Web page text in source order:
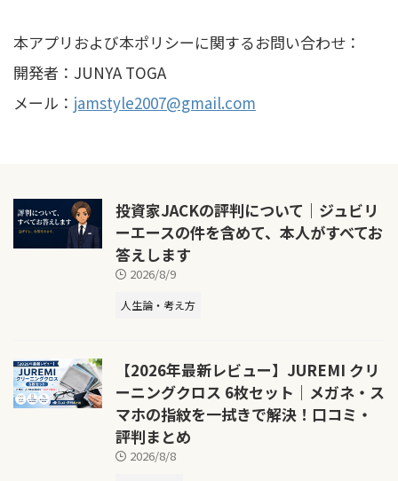
本アプリおよび本ポリシーに関するお問い合わせ：
開発者：JUNYA TOGA
メール： jamstyle2007@gmail.com
投資家JACKの評判について｜ジュビリ
ーエースの件を含めて、本人がすべてお
答えします
2026/8/9
人生論・考え方
【2026年最新レビュー】JUREMI クリ
ーニングクロス 6枚セット｜メガネ・ス
マホの指紋を一拭きで解決！口コミ・
評判まとめ
2026/8/8